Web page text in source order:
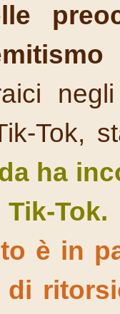
Tok,
ha
Tok.
è in
di